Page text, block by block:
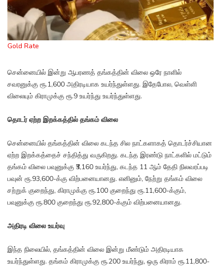
Gold Rate
சென்னையில் இன்று ஆபரணத் தங்கத்தின் விலை ஒரே நாளில்
சவரனுக்கு ரூ.1,600 அதிரடியாக உயர்ந்துள்ளது. இதேபோல, வெள்ளி
விலையும் கிராமுக்கு ரூ.9 உயர்ந்து உயர்ந்துள்ளது.
தொடர் ஏற்ற இறக்கத்தில் தங்கம் விலை
சென்னையில் தங்கத்தின் விலை கடந்த சில நாட்களாகத் தொடர்ச்சியான
ஏற்ற இறக்கத்தைச் சந்தித்து வருகிறது. கடந்த இரண்டு நாட்களில் மட்டும்
தங்கம் விலை பவுனுக்கு ₹3,160 உயர்ந்து, கடந்த 11 ஆம் தேதி நிலவரப்படி
பவுன் ரூ.93,600-க்கு விற்பனையானது. எனினும், நேற்று தங்கம் விலை
சற்றுக் குறைந்து, கிராமுக்கு ரூ.100 குறைந்து ரூ.11,600-க்கும்,
பவுனுக்கு ரூ.800 குறைந்து ரூ.92,800-க்கும் விற்பனையானது.
அதிரடி விலை உயர்வு
இந்த நிலையில், தங்கத்தின் விலை இன்று மீண்டும் அதிரடியாக
உயர்ந்துள்ளது. தங்கம் கிராமுக்கு ரூ.200 உயர்ந்து, ஒரு கிராம் ரூ.11,800-